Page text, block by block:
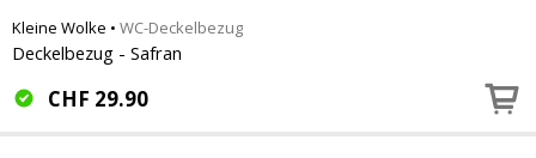
Kleine Wolke • WC-Deckelbezug
Deckelbezug - Safran
CHF 29.90